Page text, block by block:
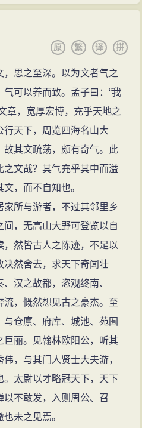
立了苏氏蜀学，他与苏轼
与荆公新学、二程洛学相
六经百家之说，又吸取老庄
成“三教合一”的思想体系。
融合的时代潮流的产物，是
。
解》，朱熹称其书“合吾
氏而弥缝之，可谓舛矣！”
此派在文学上的建树最为卓
非文章辞赋，注重所谓“性
具”，认为“学文之端，急于
之工，世未尝有也。”
华横溢，而且其书法也
其兄苏轼颇为接近，书法
雪诗帖》、《车马
宗驾崩，宋哲宗即位。五
创作《病退》诗，有《病后
政，苏辙以秘书省校书郎被
辙至京师，任右司谏。当
司马光、吕公著，想废除新
韩缜和枢密使章惇都被苏
谄媚王安石，到和王安石势
石，比仇敌还狠，世人尤其
责，请求提举宫观以逃避
他的奸恶加以揭露，以散官
害，想恢复差役法，不知
辙说：“自从废除差役法几
。何况役法关系众多事
行得慢些，方能审慎详尽。
地立即推行，恐怕实行之
州县的免役钱，照例有累积
旧雇役，到今年为止。催
趁今冬成为法令，来年再
不再有人议论，那就进退
石设《诗经》、《尚书新
拼
译
繁
原
思之至深。以为文者气之
可以养而致。孟子曰：“我
章，宽厚宏博，充乎天地之
行天下，周览四海名山大
故其文疏荡，颇有奇气。此
文哉？其气充乎其中而溢
，而不自知也。
所与游者，不过其邻里乡
，无高山大野可登览以自
然皆古人之陈迹，不足以
决然舍去，求天下奇闻壮
汉之故都，恣观终南、
，慨然想见古之豪杰。至
仓廪、府库、城池、苑囿
巨丽。见翰林欧阳公，听其
，与其门人贤士大夫游，
。太尉以才略冠天下，天下
不敢发，入则周公、召
未之见焉。